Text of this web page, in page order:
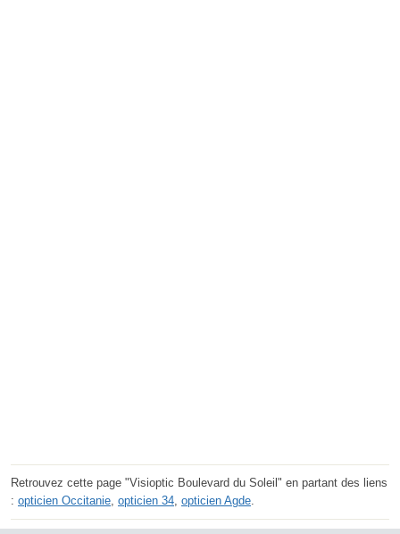
Retrouvez cette page "Visioptic Boulevard du Soleil" en partant des liens
: opticien Occitanie opticien 34 opticien Agde